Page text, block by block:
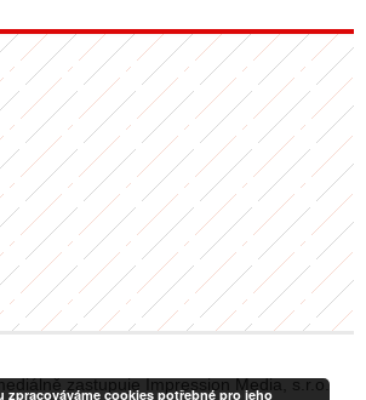
zastupuje Impression Media, s.r.o.
zpracováváme cookies potřebné pro jeho